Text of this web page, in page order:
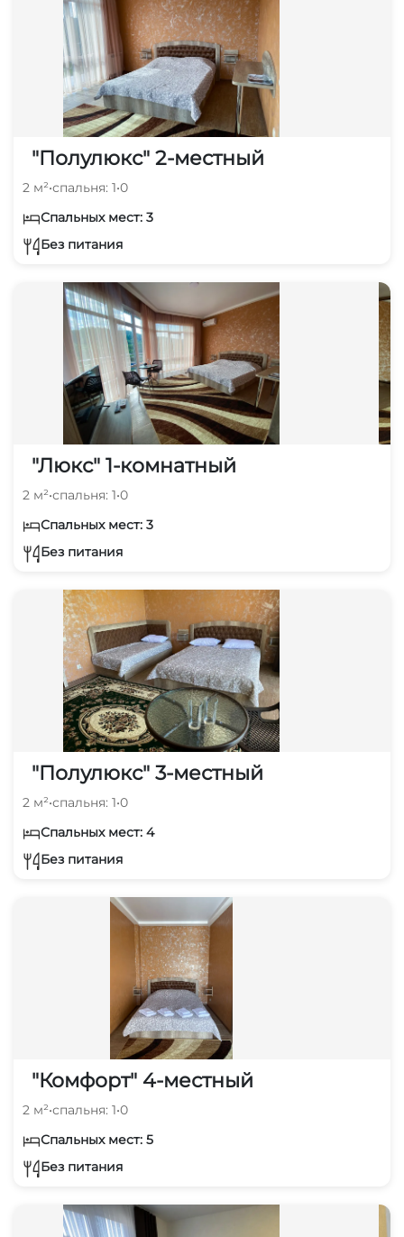
"Полулюкс" 2-местный
2 м²•спальня: 1•0
Спальных мест: 3
Без питания
"Люкс" 1-комнатный
2 м²•спальня: 1•0
Спальных мест: 3
Без питания
"Полулюкс" 3-местный
2 м²•спальня: 1•0
Спальных мест: 4
Без питания
"Комфорт" 4-местный
2 м²•спальня: 1•0
Спальных мест: 5
Без питания